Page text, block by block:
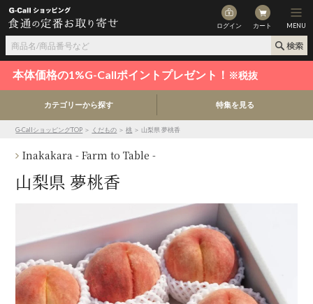
ログイン カート MENU
本体価格の1%G-Callポイントプレゼント！ ※税抜
カテゴリーから探す 特集を見る
G-CallショッピングTOP ＞ くだもの ＞桃 ＞ 山梨県 夢桃香
Inakakara - Farm to Table -
山梨県 夢桃香